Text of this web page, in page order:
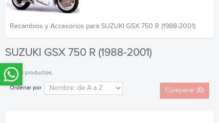
Recambios y Accesorios para SUZUKI GSX 750 R (1988-2001)
SUZUKI GSX 750 R (1988-2001)
Hay 23 productos.
Ordenar por Comparar (0)